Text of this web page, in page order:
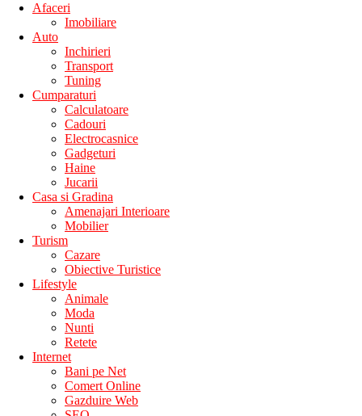
Afaceri
Imobiliare
Auto
Inchirieri
Transport
Tuning
Cumparaturi
Calculatoare
Cadouri
Electrocasnice
Gadgeturi
Haine
Jucarii
Casa si Gradina
Amenajari Interioare
Mobilier
Turism
Cazare
Obiective Turistice
Lifestyle
Animale
Moda
Nunti
Retete
Internet
Bani pe Net
Comert Online
Gazduire Web